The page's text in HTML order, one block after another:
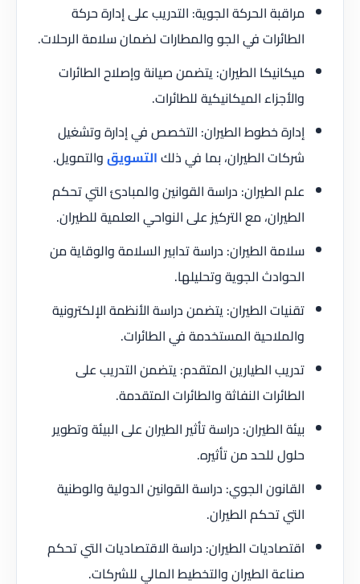
مراقبة الحركة الجوية: التدريب على إدارة حركة
الطائرات في الجو والمطارات لضمان سلامة الرحلات.
ميكانيكا الطيران: يتضمن صيانة وإصلاح الطائرات
والأجزاء الميكانيكية للطائرات.
إدارة خطوط الطيران: التخصص في إدارة وتشغيل
شركات الطيران، بما في ذلكالتسويقوالتمويل.
علم الطيران: دراسة القوانين والمبادئ التي تحكم
الطيران، مع التركيز على النواحي العلمية للطيران.
سلامة الطيران: دراسة تدابير السلامة والوقاية من
الحوادث الجوية وتحليلها.
تقنيات الطيران: يتضمن دراسة الأنظمة الإلكترونية
والملاحية المستخدمة في الطائرات.
تدريب الطيارين المتقدم: يتضمن التدريب على
الطائرات النفاثة والطائرات المتقدمة.
بيئة الطيران: دراسة تأثير الطيران على البيئة وتطوير
حلول للحد من تأثيره.
القانون الجوي: دراسة القوانين الدولية والوطنية
التي تحكم الطيران.
اقتصاديات الطيران: دراسة الاقتصاديات التي تحكم
صناعة الطيران والتخطيط المالي للشركات.